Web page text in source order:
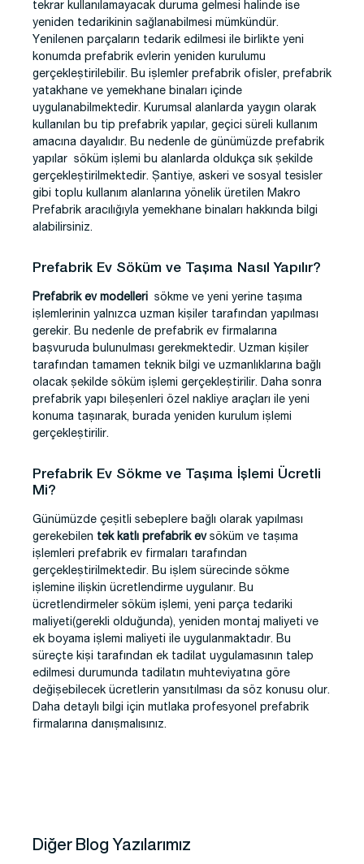
tekrar kullanılamayacak duruma gelmesi halinde ise
yeniden tedarikinin sağlanabilmesi mümkündür.
Yenilenen parçaların tedarik edilmesi ile birlikte yeni
konumda prefabrik evlerin yeniden kurulumu
gerçekleştirilebilir. Bu işlemler prefabrik ofisler, prefabrik
yatakhane ve yemekhane binaları içinde
uygulanabilmektedir. Kurumsal alanlarda yaygın olarak
kullanılan bu tip prefabrik yapılar, geçici süreli kullanım
amacına dayalıdır. Bu nedenle de günümüzde prefabrik
yapılar söküm işlemi bu alanlarda oldukça sık şekilde
gerçekleştirilmektedir. Şantiye, askeri ve sosyal tesisler
gibi toplu kullanım alanlarına yönelik üretilen Makro
Prefabrik aracılığıyla yemekhane binaları hakkında bilgi
alabilirsiniz.
Prefabrik Ev Söküm ve Taşıma Nasıl Yapılır?
Prefabrik ev modelleri sökme ve yeni yerine taşıma
işlemlerinin yalnızca uzman kişiler tarafından yapılması
gerekir. Bu nedenle de prefabrik ev firmalarına
başvuruda bulunulması gerekmektedir. Uzman kişiler
tarafından tamamen teknik bilgi ve uzmanlıklarına bağlı
olacak şekilde söküm işlemi gerçekleştirilir. Daha sonra
prefabrik yapı bileşenleri özel nakliye araçları ile yeni
konuma taşınarak, burada yeniden kurulum işlemi
gerçekleştirilir.
Prefabrik Ev Sökme ve Taşıma İşlemi Ücretli
Mi?
Günümüzde çeşitli sebeplere bağlı olarak yapılması
gerekebilen tek katlı prefabrik ev söküm ve taşıma
işlemleri prefabrik ev firmaları tarafından
gerçekleştirilmektedir. Bu işlem sürecinde sökme
işlemine ilişkin ücretlendirme uygulanır. Bu
ücretlendirmeler söküm işlemi, yeni parça tedariki
maliyeti(gerekli olduğunda), yeniden montaj maliyeti ve
ek boyama işlemi maliyeti ile uygulanmaktadır. Bu
süreçte kişi tarafından ek tadilat uygulamasının talep
edilmesi durumunda tadilatın muhteviyatına göre
değişebilecek ücretlerin yansıtılması da söz konusu olur.
Daha detaylı bilgi için mutlaka profesyonel prefabrik
firmalarına danışmalısınız.
Diğer Blog Yazılarımız